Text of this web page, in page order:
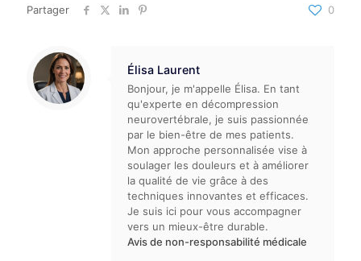
Partager 0
Élisa Laurent
Bonjour, je m'appelle Élisa. En tant
qu'experte en décompression
neurovertébrale, je suis passionnée
par le bien-être de mes patients.
Mon approche personnalisée vise à
soulager les douleurs et à améliorer
la qualité de vie grâce à des
techniques innovantes et efficaces.
Je suis ici pour vous accompagner
vers un mieux-être durable.
Avis de non-responsabilité médicale